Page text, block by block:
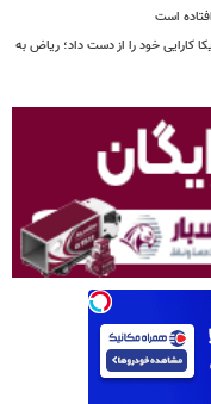
کارایی خود را از دست داد؛ ریاض به